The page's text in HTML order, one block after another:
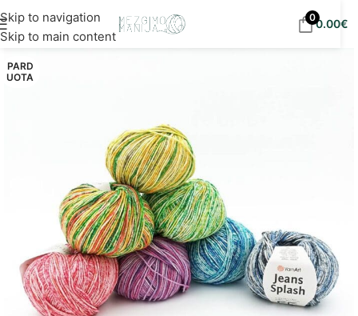
Skip to navigation
Skip to main content
eur!
00.00€
PARD
UOTA